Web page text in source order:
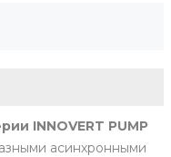
INNOVERT PUMP
асинхронными